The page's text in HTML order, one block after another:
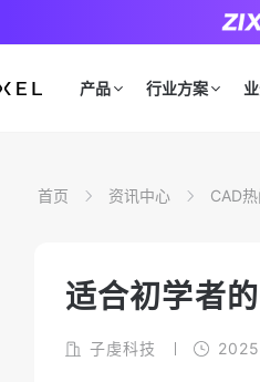
产品 行业方案
首页 资讯中心 CAD
适合初学者
子虔科技